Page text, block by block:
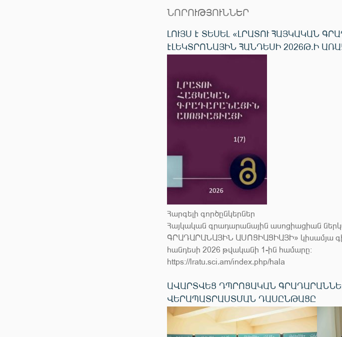
ՆՈՐՈՒԹՅՈՒՆՆԵՐ
ԼՈՒՅՍ Է ՏԵՍԵԼ «ԼՐԱՏՈՒ ՀԱՅԿԱԿԱՆ
ԷԼԵԿՏՐՈՆԱՅԻՆ ՀԱՆԴԵՍԻ 2026Թ.Ի
Հարգելի գործընկերներ
Հայկական գրադարանային ասոցիացիան
ԳՐԱԴԱՐԱՆԱՅԻՆ ԱՍՈՑԻԱՑԻԱՅԻ» կիսամյա
հանդեսի 2026 թվականի 1-ին համարը:
https://lratu.sci.am/index.php/hala
ԱՎԱՐՏՎԵՑ ԴՊՐՈՑԱԿԱՆ
ՎԵՐԱՊԱՏՐԱՍՏՄԱՆ ԴԱՍԸՆԹԱՑԸ